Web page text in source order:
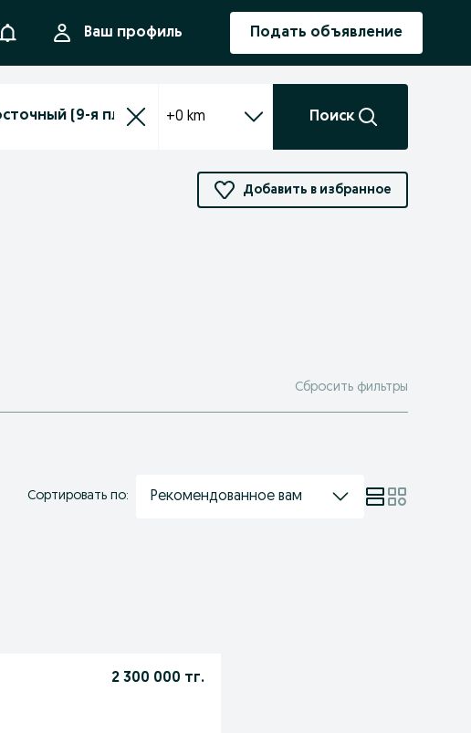
УведомленияВаш профиль Подать объявление
+0 km Поиск
Добавить в избранное
Сбросить фильтры
Сортировать по: Рекомендованное вам
2 300 000 тг.